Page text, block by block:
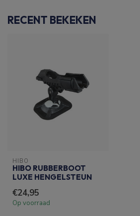
RECENT BEKEKEN
HIBO
HIBO RUBBERBOOT
LUXE HENGELSTEUN
€24,95
Op voorraad